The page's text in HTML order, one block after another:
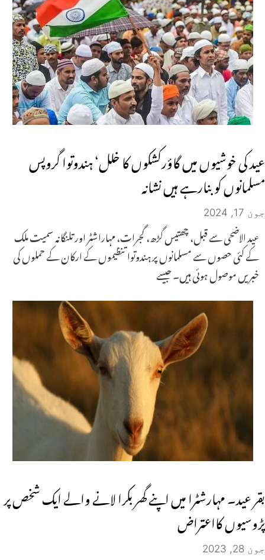
عید کی خوشیوں میں گاؤرکشکوں کا خلل‘ ہندوتوا گروپس
مسلمانوں کو بنارہے ہیں نشانہ
جون 17, 2024
عید الاضحی سے قبل، چھتیس گڑھ، گجرات، مہاراشٹر اور تلنگانہ سمیت ملک
کے کئی حصوں سے مسلمانوں پر ہندوتوا تنظیموں کے ارکان کے حملوں کی
خبریں موصول ہوئی ہیں۔ جیسے
بقر عید۔ مہارشٹرا میں اپنے گھر بکرا لانے والے ایک شخص پر
پڑوسیوں کااعتراض
جون 28, 2023